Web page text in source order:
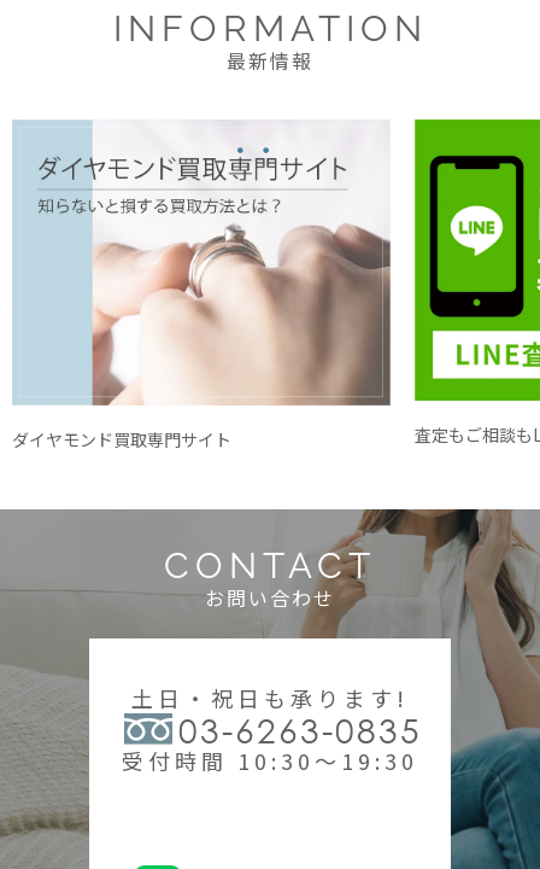
INFORMATION
最新情報
ダイヤモンド買取専門サイト 査定もご相談も
CONTACT
お問い合わせ
土日・祝日も承ります!
03-6263-0835
受付時間 10:30～19:30